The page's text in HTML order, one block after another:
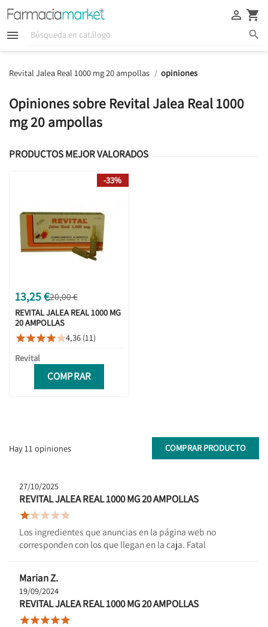
  
 
Revital Jalea Real 1000 mg 20 ampollas opiniones
Opiniones sobre Revital Jalea Real 1000
mg 20 ampollas
PRODUCTOS MEJOR VALORADOS
13,25 €20,00 €
REVITAL JALEA REAL 1000 MG
20 AMPOLLAS
4,36 (11)
Revital
COMPRAR
-33%
Hay 11 opiniones COMPRAR PRODUCTO
27/10/2025
REVITAL JALEA REAL 1000 MG 20 AMPOLLAS

Los ingredientes que anuncias en la página web no
corresponden con los que llegan en la caja. Fatal
Marian Z.
19/09/2024
REVITAL JALEA REAL 1000 MG 20 AMPOLLAS
